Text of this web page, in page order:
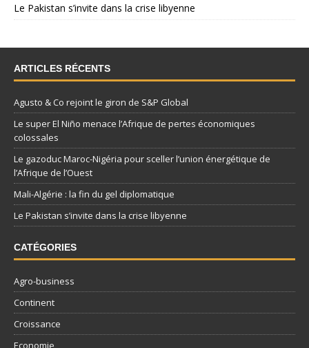
Le Pakistan s’invite dans la crise libyenne
ARTICLES RÉCENTS
Agusto & Co rejoint le giron de S&P Global
Le super El Niño menace l’Afrique de pertes économiques
colossales
Le gazoduc Maroc-Nigéria pour sceller l’union énergétique de
l’Afrique de l’Ouest
Mali-Algérie : la fin du gel diplomatique
Le Pakistan s’invite dans la crise libyenne
CATÉGORIES
Agro-business
Continent
Croissance
Economie